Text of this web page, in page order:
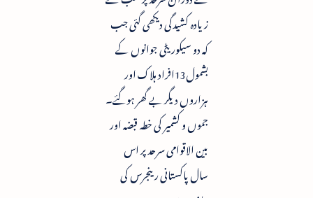
زیادہ کشیدگی دیکھی گئی جب
کہ دو سیکوریٹی جوانوں کے
بشمول13افراد ہلاک اور
ہزاروں دیگر بے گھر ہوگئے۔
جموں و کشمیر کی خطہ قبضہ اور
بین الاقوامی سرحد پر اس
سال پاکستانی رینجرس کی